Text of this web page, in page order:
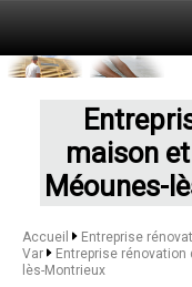
maison
Méounes-
Accueil
Entreprise
Var
Entreprise
lès-Montrieux